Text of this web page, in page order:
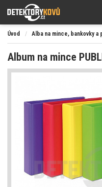
Úvod / Alba na mince, bankovky a
Album na mince